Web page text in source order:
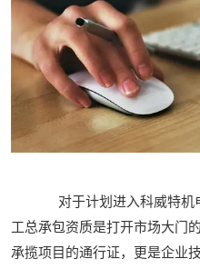
对于计划进入科威特机
工总承包资质是打开市场大门
承揽项目的通行证，更是企业